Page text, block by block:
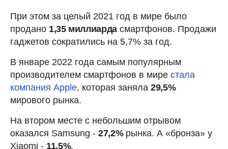
При этом за целый 2021 год в мире было
продано 1,35 миллиардасмартфонов. Продажи
гаджетов сократились на 5,7% за год.
В январе 2022 года самым популярным
производителем смартфонов в мире стала
компания Apple, которая заняла 29,5%
мирового рынка.
На втором месте с небольшим отрывом
оказался Samsung - 27,2%рынка. А «бронза» у
Xiaomi - 11,5%.